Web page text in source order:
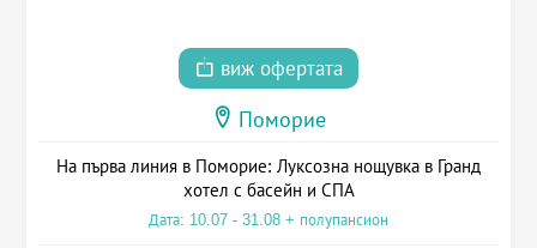
виж офертата
Поморие
На първа линия в Поморие: Луксозна нощувка в Гранд
хотел с басейн и СПА
Дата: 10.07 - 31.08 + полупансион